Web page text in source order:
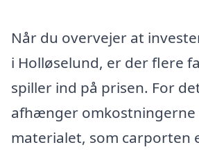
Når du overvejer at
i Holløselund, er der flere
spiller ind på prisen. For
afhænger omkostningerne
materialet, som carporten